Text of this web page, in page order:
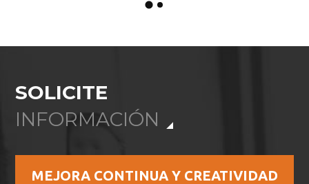
SOLICITE
INFORMACIÓN
MEJORA CONTINUA Y CREATIVIDAD